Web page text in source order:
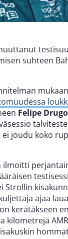
suhteen
mukaan
Felipe
ei joudu koko
Strollin
ajaa
kerätäkseen
kilometrejä